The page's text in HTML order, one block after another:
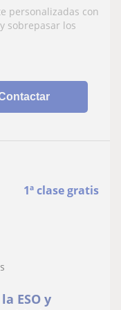
personalizadas con
sobrepasar los
1ª clase gratis
ESO y